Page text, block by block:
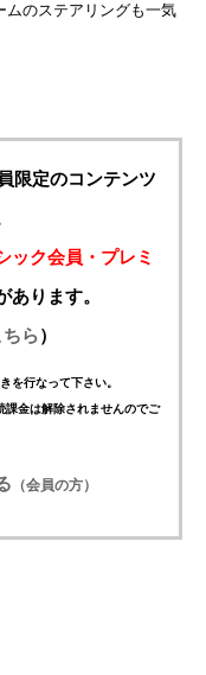
ムのステアリングも一気
限定のコンテンツ
ック会員・プレミ
あります。
ら）
を行なって下さい。
課金は解除されませんのでご
（会員の方）